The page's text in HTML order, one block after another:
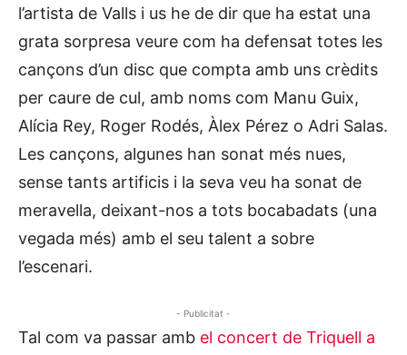
l’artista de Valls i us he de dir que ha estat una
grata sorpresa veure com ha defensat totes les
cançons d’un disc que compta amb uns crèdits
per caure de cul, amb noms com Manu Guix,
Alícia Rey, Roger Rodés, Àlex Pérez o Adri Salas.
Les cançons, algunes han sonat més nues,
sense tants artificis i la seva veu ha sonat de
meravella, deixant-nos a tots bocabadats (una
vegada més) amb el seu talent a sobre
l’escenari.
- Publicitat -
Tal com va passar amb el concert de Triquell a